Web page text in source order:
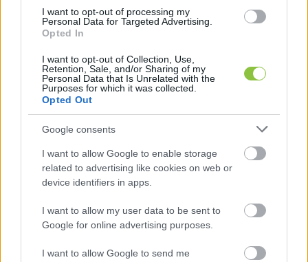
I want to opt-out of processing my
Personal Data for Targeted Advertising.
Opted In
I want to opt-out of Collection, Use,
Retention, Sale, and/or Sharing of my
Personal Data that Is Unrelated with the
Purposes for which it was collected.
Opted Out
Google consents
I want to allow Google to enable storage
related to advertising like cookies on web or
device identifiers in apps.
I want to allow my user data to be sent to
Google for online advertising purposes.
I want to allow Google to send me
A miniszter kijelentette, az elmúlt évek egyik
legnagyobb hibája volt, hogy a kata átalakítása
rendszer valódi célcsoportja és a visszaéléseket
kihasználó szereplők között, ennek pedig az lett
a következménye, hogy százezrek veszítették el
egyik napról a másikra azt az adózási formát,
amelyre a vállalkozásukat építették.
Kármán András hangsúlyozta: nem egyszerűen a
visszaállítását tervezik. A cél egy olyan kibővített,